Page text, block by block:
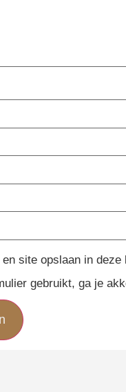
site opslaan in
gebruikt, ga je